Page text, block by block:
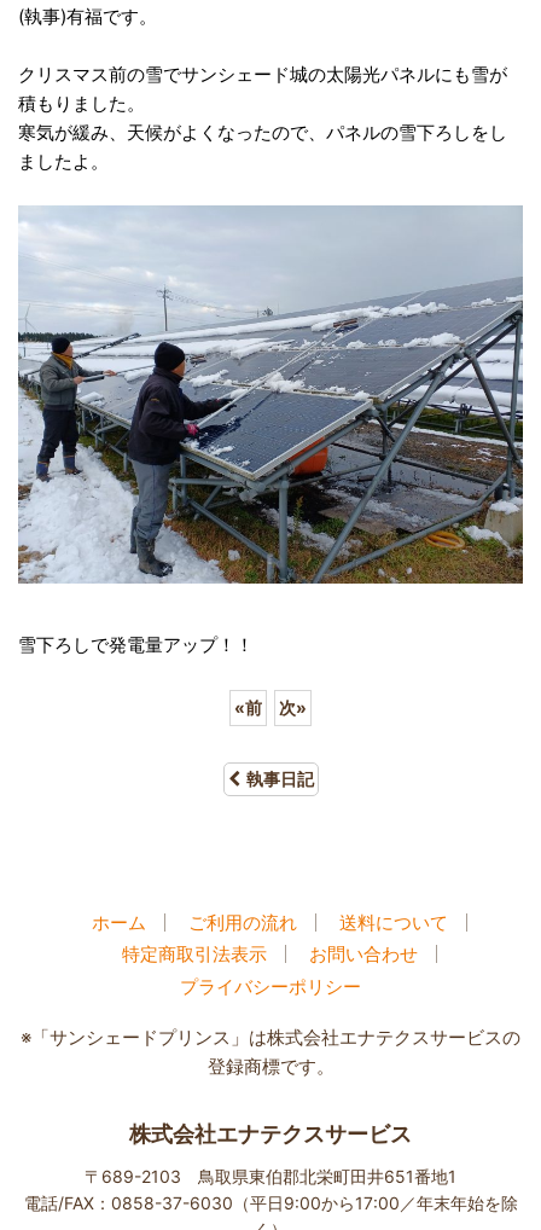
(執事)有福です。
クリスマス前の雪でサンシェード城の太陽光パネルにも雪が
積もりました。
寒気が緩み、天候がよくなったので、パネルの雪下ろしをし
ましたよ。
雪下ろしで発電量アップ！！
«前 次»
執事日記
ホーム ご利用の流れ
送料について
特定商取引法表示
お問い合わせ
プライバシーポリシー
※「サンシェードプリンス」は株式会社エナテクスサービスの
登録商標です。
株式会社エナテクスサービス
〒689-2103 鳥取県東伯郡北栄町田井651番地1
電話/FAX：0858-37-6030（平日9:00から17:00／年末年始を除